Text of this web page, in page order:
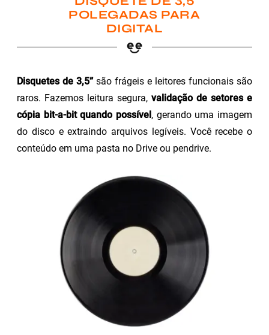
POLEGADAS PARA
DIGITAL
Disquetes de 3,5”são frágeis e leitores funcionais são
raros. Fazemos leitura segura, validação de setores e
cópia bit-a-bit quando possível, gerando uma imagem
do disco e extraindo arquivos legíveis. Você recebe o
conteúdo em uma pasta no Drive ou pendrive.